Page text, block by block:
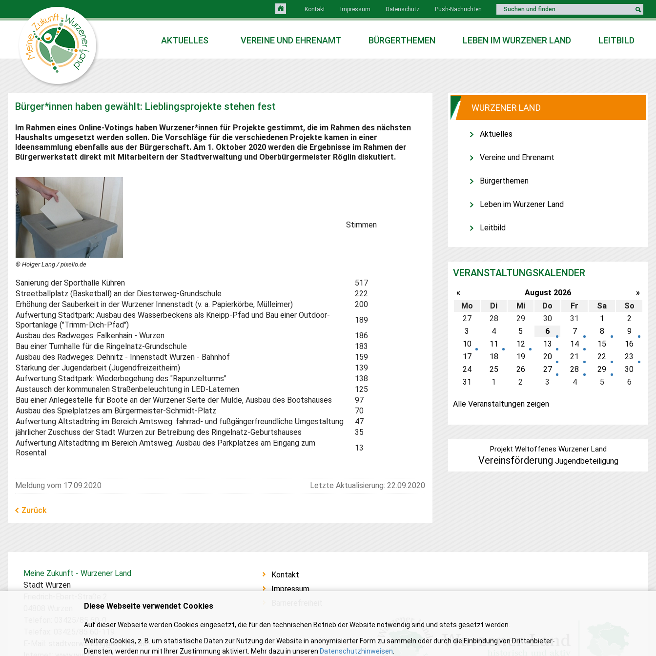
Kontakt Impressum Datenschutz Push-Nachrichten
AKTUELLES VEREINE UND EHRENAMT BÜRGERTHEMEN LEBEN IM WURZENER LAND LEITBILD
Bürger*innen haben gewählt: Lieblingsprojekte stehen fest
Im Rahmen eines Online-Votings haben Wurzener*innen für Projekte gestimmt, die im Rahmen des nächsten
Haushalts umgesetzt werden sollen. Die Vorschläge für die verschiedenen Projekte kamen in einer
Ideensammlung ebenfalls aus der Bürgerschaft. Am 1. Oktober 2020 werden die Ergebnisse im Rahmen der
Bürgerwerkstatt direkt mit Mitarbeitern der Stadtverwaltung und Oberbürgermeister Röglin diskutiert.
© Holger Lang / pixelio.de
Stimmen
Sanierung der Sporthalle Kühren
517
Streetballplatz (Basketball) an der Diesterweg-Grundschule
222
Erhöhung der Sauberkeit in der Wurzener Innenstadt (v. a. Papierkörbe, Mülleimer)
200
Aufwertung Stadtpark: Ausbau des Wasserbeckens als Kneipp-Pfad und Bau einer Outdoor-
Sportanlage ("Trimm-Dich-Pfad")
189
Ausbau des Radweges: Falkenhain - Wurzen
186
Bau einer Turnhalle für die Ringelnatz-Grundschule
183
Ausbau des Radweges: Dehnitz - Innenstadt Wurzen - Bahnhof
159
Stärkung der Jugendarbeit (Jugendfreizeitheim)
139
Aufwertung Stadtpark: Wiederbegehung des "Rapunzelturms"
138
Austausch der kommunalen Straßenbeleuchtung in LED-Laternen
125
Bau einer Anlegestelle für Boote an der Wurzener Seite der Mulde, Ausbau des Bootshauses
97
Ausbau des Spielplatzes am Bürgermeister-Schmidt-Platz
70
Aufwertung Altstadtring im Bereich Amtsweg: fahrrad- und fußgängerfreundliche Umgestaltung
47
jährlicher Zuschuss der Stadt Wurzen zur Betreibung des Ringelnatz-Geburtshauses
35
Aufwertung Altstadtring im Bereich Amtsweg: Ausbau des Parkplatzes am Eingang zum
Rosental
13
Meldung vom 17.09.2020 Letzte Aktualisierung: 22.09.2020
Zurück
WURZENER LAND
Aktuelles
Vereine und Ehrenamt
Bürgerthemen
Leben im Wurzener Land
Leitbild
VERANSTALTUNGSKALENDER
« August 2026
»
Mo
Di Mi Do Fr Sa
So
27
28 29 30 31 1
2
3
4 5 6 7 8
9
10
11 12 13 14 15
16
17
18 19 20 21 22
23
24
25 26 27 28 29
30
31
1 2 3 4 5 6
Alle Veranstaltungen zeigen
Projekt Weltoffenes Wurzener Land
Vereinsförderung Jugendbeteiligung
Meine Zukunft - Wurzener Land
Stadt Wurzen
Telefon: 03425/85 60-0
stadtverwaltung@wurzen.de
Kontakt
Impressum
Diese Webseite verwendet Cookies
Auf dieser Webseite werden Cookies eingesetzt, die für den technischen Betrieb der Website notwendig sind und stets gesetzt werden.
Weitere Cookies, z. B. um statistische Daten zur Nutzung der Website in anonymisierter Form zu sammeln oder durch die Einbindung von Drittanbieter-
Diensten, werden nur mit Ihrer Zustimmung aktiviert. Mehr dazu in unseren Datenschutzhinweisen